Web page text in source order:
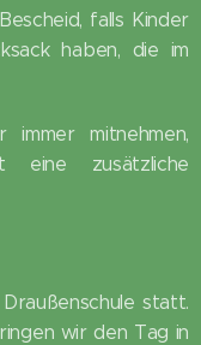
falls Kinder
haben, die im
mitnehmen,
eine zusätzliche
statt.
wir den Tag in